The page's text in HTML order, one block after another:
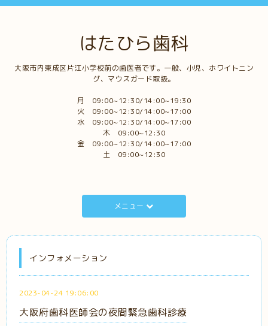
はたひら歯科
大阪市内東成区片江小学校前の歯医者です。一般、小児、ホワイトニン
グ、マウスガード取扱。
月 09:00~12:30/14:00~19:30
火 09:00~12:30/14:00~17:00
水 09:00~12:30/14:00~17:00
木 09:00~12:30
金 09:00~12:30/14:00~17:00
土 09:00~12:30
メニュー
インフォメーション
2023-04-24 19:06:00
大阪府歯科医師会の夜間緊急歯科診療